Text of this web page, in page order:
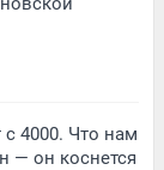
4000. Что нам
— он коснется